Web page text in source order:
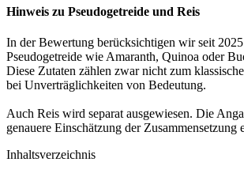
Hinweis zu Pseudogetreide und Reis
In der Bewertung berücksichtigen wir seit
Pseudogetreide wie Amaranth, Quinoa oder
Diese Zutaten zählen zwar nicht zum
bei Unverträglichkeiten von Bedeutung.
Auch Reis wird separat ausgewiesen. Die
genauere Einschätzung der Zusammensetzung
Inhaltsverzeichnis​